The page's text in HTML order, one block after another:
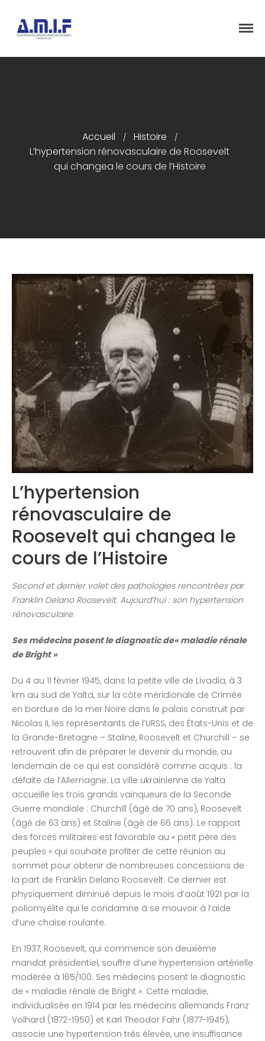
Accueil
Adhésion/Dons
Contactez-nous
Congrès 2018
Congrès 2019
Congrès 2020
Accueil / Histoire /
L’hypertension rénovasculaire de Roosevelt
qui changea le cours de l’Histoire
L’hypertension
rénovasculaire de
Roosevelt qui changea le
cours de l’Histoire
Second et dernier volet des pathologies rencontrées par
Franklin Delano Roosevelt. Aujourd’hui : son hypertension
rénovasculaire.
Ses médecins posent le diagnostic de« maladie rénale
de Bright »
Du 4 au 11 février 1945, dans la petite ville de Livadia, à 3
km au sud de Yalta, sur la côte méridionale de Crimée
en bordure de la mer Noire dans le palais construit par
Nicolas II, les représentants de l’URSS, des États-Unis et de
la Grande-Bretagne – Staline, Roosevelt et Churchill – se
retrouvent afin de préparer le devenir du monde, au
lendemain de ce qui est considéré comme acquis : la
défaite de l’Allemagne. La ville ukrainienne de Yalta
accueille les trois grands vainqueurs de la Seconde
Guerre mondiale : Churchill (âgé de 70 ans), Roosevelt
(âgé de 63 ans) et Staline (âgé de 66 ans). Le rapport
des forces militaires est favorable au « petit père des
peuples » qui souhaite profiter de cette réunion au
sommet pour obtenir de nombreuses concessions de
la part de Franklin Delano Roosevelt. Ce dernier est
physiquement diminué depuis le mois d’août 1921 par la
poliomyélite qui le condamne à se mouvoir à l’aide
d’une chaise roulante.
En 1937, Roosevelt, qui commence son deuxième
mandat présidentiel, souffre d’une hypertension artérielle
modérée à 165/100. Ses médecins posent le diagnostic
de « maladie rénale de Bright ». Cette maladie,
individualisée en 1914 par les médecins allemands Franz
Volhard (1872-1950) et Karl Theodor Fahr (1877-1945),
associe une hypertension très élevée, une insuffisance